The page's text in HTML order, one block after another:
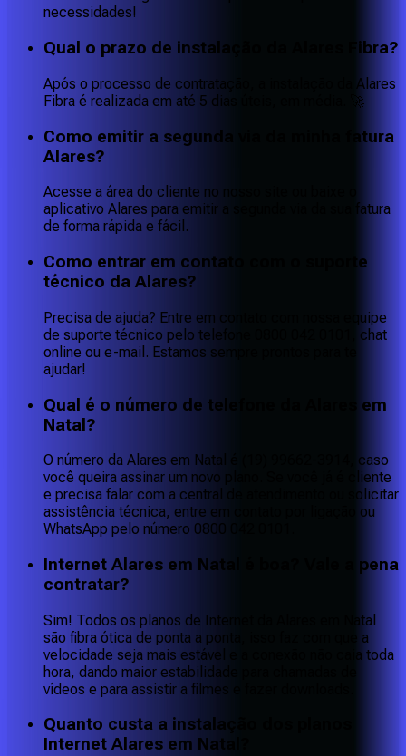
necessidades!
Qual o prazo de instalação da Alares Fibra?
Após o processo de contratação, a instalação da Alares
Fibra é realizada em até 5 dias úteis, em média. 🚀
Como emitir a segunda via da minha fatura
Alares?
Acesse a área do cliente no nosso site ou baixe o
aplicativo Alares para emitir a segunda via da sua fatura
de forma rápida e fácil.
Como entrar em contato com o suporte
técnico da Alares?
Precisa de ajuda? Entre em contato com nossa equipe
de suporte técnico pelo telefone 0800 042 0101, chat
online ou e-mail. Estamos sempre prontos para te
ajudar!
Qual é o número de telefone da Alares em
Natal?
O número da Alares em Natal é (19) 99662-3914, caso
você queira assinar um novo plano. Se você já é cliente
e precisa falar com a central de atendimento ou solicitar
assistência técnica, entre em contato por ligação ou
WhatsApp pelo número 0800 042 0101.
Internet Alares em Natal é boa? Vale a pena
contratar?
Sim! Todos os planos de Internet da Alares em Natal
são fibra ótica de ponta a ponta, isso faz com que a
velocidade seja mais estável e a conexão não caia toda
hora, dando maior estabilidade para chamadas de
vídeos e para assistir a filmes e fazer downloads.
Quanto custa a instalação dos planos
Internet Alares em Natal?